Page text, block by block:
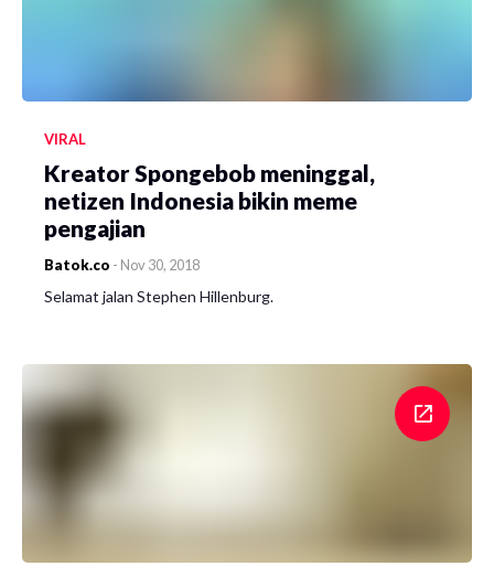
VIRAL
Kreator Spongebob meninggal,
netizen Indonesia bikin meme
pengajian
Batok.co - Nov 30, 2018
Selamat jalan Stephen Hillenburg.